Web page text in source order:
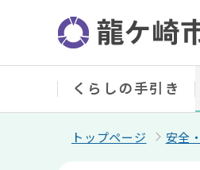
ジ
くらしの手引き
トップページ 安全